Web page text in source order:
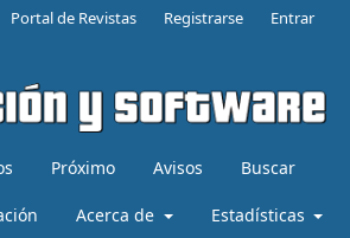
Próximo Avisos Buscar
Acerca de Estadísticas
Portal de Revistas Registrarse Entrar